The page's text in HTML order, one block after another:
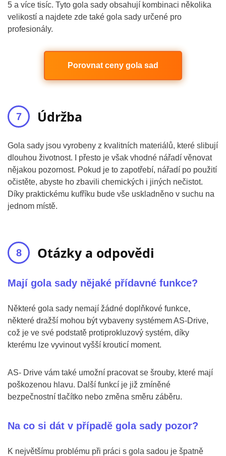
5 a více tisíc. Tyto gola sady obsahují kombinaci několika
velikostí a najdete zde také gola sady určené pro
profesionály.
Porovnat ceny gola sad
Údržba
Gola sady jsou vyrobeny z kvalitních materiálů, které slibují
dlouhou životnost. I přesto je však vhodné nářadí věnovat
nějakou pozornost. Pokud je to zapotřebí, nářadí po použití
očistěte, abyste ho zbavili chemických i jiných nečistot.
Díky praktickému kufříku bude vše uskladněno v suchu na
jednom místě.
Otázky a odpovědi
Mají gola sady nějaké přídavné funkce?
Některé gola sady nemají žádné doplňkové funkce,
některé dražší mohou být vybaveny systémem AS-Drive,
což je ve své podstatě protiprokluzový systém, díky
kterému lze vyvinout vyšší krouticí moment.
AS- Drive vám také umožní pracovat se šrouby, které mají
poškozenou hlavu. Další funkcí je již zmíněné
bezpečnostní tlačítko nebo změna směru záběru.
Na co si dát v případě gola sady pozor?
K největšímu problému při práci s gola sadou je špatně